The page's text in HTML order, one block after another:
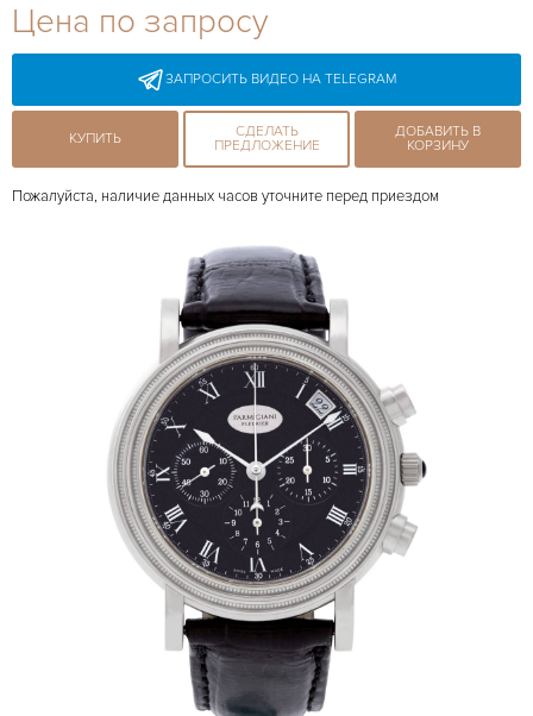
27-44
Цена по запросу
ЗАПРОСИТЬ ВИДЕО НА TELEGRAM
КУПИТЬ
СДЕЛАТЬ
ПРЕДЛОЖЕНИЕ
ДОБАВИТЬ В
КОРЗИНУ
Пожалуйста, наличие данных часов уточните перед приездом